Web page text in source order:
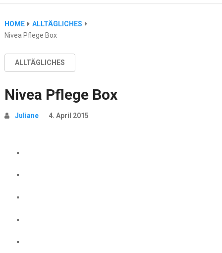
HOME
ALLTÄGLICHES
Nivea Pflege Box
ALLTÄGLICHES
Nivea Pflege Box
Juliane 4. April 2015